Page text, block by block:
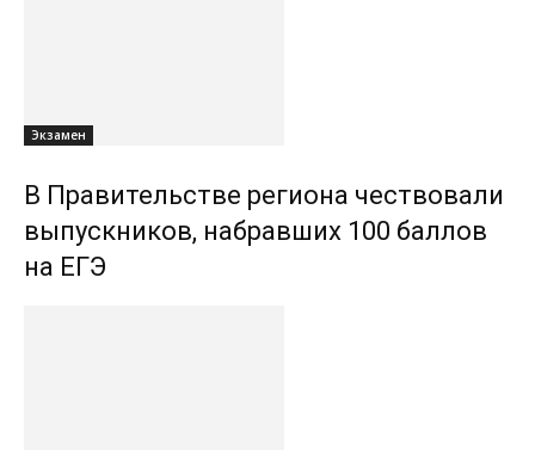
Экзамен
В Правительстве региона чествовали
выпускников, набравших 100 баллов
на ЕГЭ